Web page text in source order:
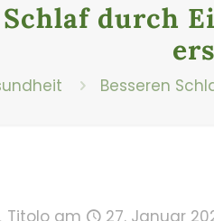
Schlaf durch
Besseren
Titolo am 27. Januar